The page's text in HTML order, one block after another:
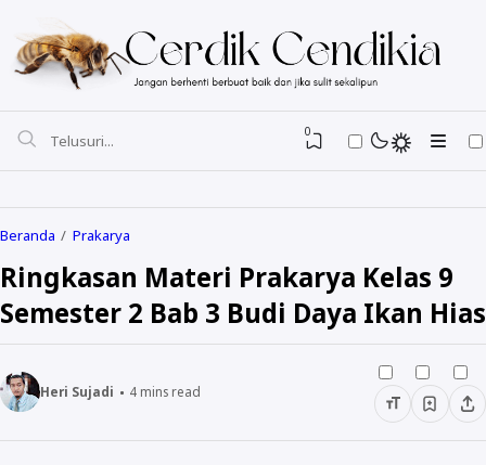
0
Beranda Prakarya
Ringkasan Materi Prаkаrуа Kеlаѕ 9
Semester 2 Bаb 3 Budі Daya Ikan Hіаѕ
Heri Sujadi 4mins read